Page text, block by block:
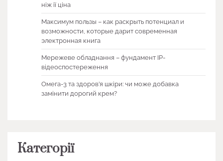
ніж її ціна
Максимум пользы – как раскрыть потенциал и
возможности, которые дарит современная
электронная книга
Мережеве обладнання – фундамент IP-
відеоспостереження
Омега-3 та здоров’я шкіри: чи може добавка
замінити дорогий крем?
Категорії